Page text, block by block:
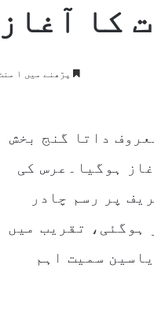
کا آغاز
پڑھنے میں ۱ منٹ
داتا گنج بخش
کا آغاز ہوگیا۔عرس کی
پر رسم چادر
ہوگئی، تقریب میں
سمیت اہم